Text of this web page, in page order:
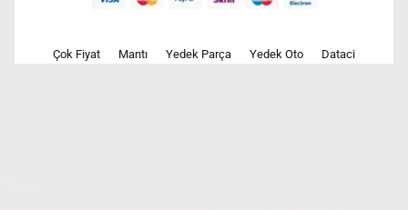
Çok Fiyat Mantı Yedek Parça Yedek Oto Dataci